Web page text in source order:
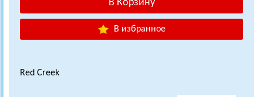
В избранное
Red Creek